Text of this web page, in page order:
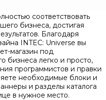
соответствовать
бизнеса, достигая
Благодаря
INTEC: Universe вы
магазин под
бизнеса легко и просто,
программистов и правки
необходимые блоки и
и разделы каталога
в нужное место.